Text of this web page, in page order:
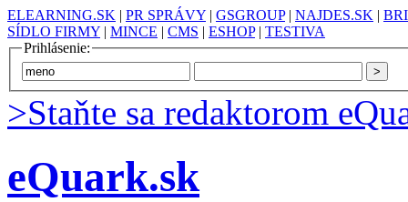
ELEARNING.SK | PR SPRÁVY | GSGROUP| NAJDES.SK |
SÍDLO FIRMY | MINCE | CMS | ESHOP| TESTIVA
Prihlásenie:
>Staňte sa redaktorom
eQuark.sk